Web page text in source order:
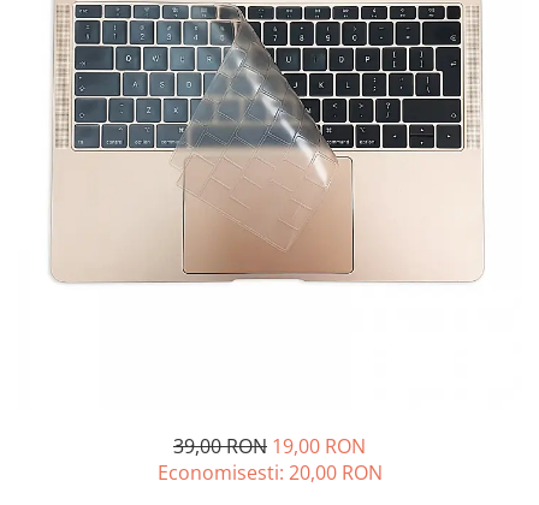
A2251 (Retina 13” 2020)
A2289 (Retina 13” 2020)
A2338 (M1/M2 13” 2020-2022)
A2442 (M1 14” 2021)
A2485 (M1 16” 2021)
A2779 (M2 14” 2023)
Top Piese Mac
39,00 RON 19,00 RON
Economisesti: 20,00 RON